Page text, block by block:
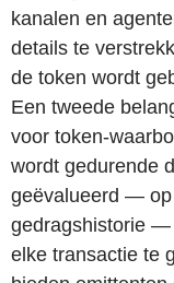
kanalen en
details te
de token wordt
Een tweede
voor token-
wordt gedurende
geëvalueerd — op
gedragshistorie —
elke transactie te